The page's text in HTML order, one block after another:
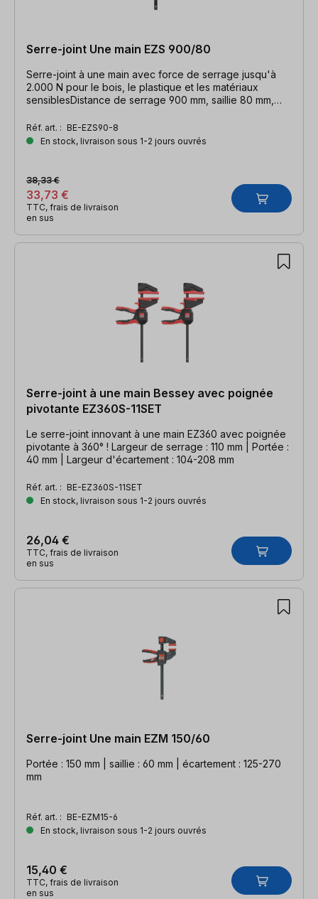
Serre-joint Une main EZS 900/80
Serre-joint à une main avec force de serrage jusqu'à
2.000 N pour le bois, le plastique et les matériaux
sensiblesDistance de serrage 900 mm, saillie 80 mm,
Réf. art. : BE-EZS90-8
En stock, livraison sous 1-2 jours ouvrés
33,73 €
38,33 €
TTC, frais de livraison
en sus
Serre-joint à une main Bessey avec poignée
pivotante EZ360S-11SET
Le serre-joint innovant à une main EZ360 avec poignée
pivotante à 360° ! Largeur de serrage : 110 mm | Portée :
40 mm | Largeur d'écartement : 104-208 mm
Réf. art. : BE-EZ360S-11SET
En stock, livraison sous 1-2 jours ouvrés
26,04 €
TTC, frais de livraison
en sus
Serre-joint Une main EZM 150/60
Portée : 150 mm | saillie : 60 mm | écartement : 125-270
mm
Réf. art. : BE-EZM15-6
En stock, livraison sous 1-2 jours ouvrés
15,40 €
TTC, frais de livraison
en sus